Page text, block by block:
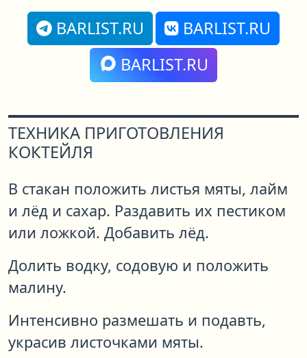
BARLIST.RU
BARLIST.RU
BARLIST.RU
ТЕХНИКА ПРИГОТОВЛЕНИЯ
КОКТЕЙЛЯ
В стакан положить листья мяты, лайм
и лёд и сахар. Раздавить их пестиком
или ложкой. Добавить лёд.
Долить водку, содовую и положить
малину.
Интенсивно размешать и подавть,
украсив листочками мяты.